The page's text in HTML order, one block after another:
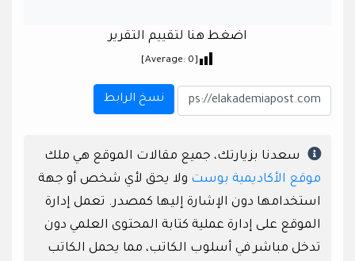
اضغط هنا لتقييم التقرير
[Average:
0
]
نسخ الرابط
سعدنا بزيارتك، جميع مقالات الموقع هي ملك
موقع الأكاديمية بوست ولا يحق لأي شخص أو جهة
استخدامها دون الإشارة إليها كمصدر. تعمل إدارة
الموقع على إدارة عملية كتابة المحتوى العلمي دون
تدخل مباشر في أسلوب الكاتب، مما يحمل الكاتب